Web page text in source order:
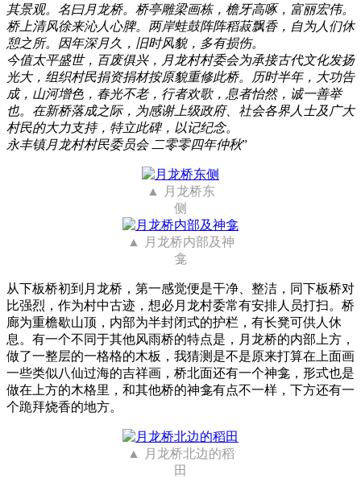
其景观。名曰月龙桥。桥亭雕梁画栋，檐牙高啄，富丽宏伟。
桥上清风徐来沁人心脾。两岸蛙鼓阵阵稻菽飘香，自为人们休
憩之所。因年深月久，旧时风貌，多有损伤。
今值太平盛世，百废俱兴，月龙村村委会为承接古代文化发扬
光大，组织村民捐资捐材按原貌重修此桥。历时半年，大功告
成，山河增色，春光不老，行者欢歌，息者怡然，诚一善举
也。在新桥落成之际，为感谢上级政府、社会各界人士及广大
村民的大力支持，特立此碑，以记纪念。
永丰镇月龙村村民委员会 二零零四年仲秋”
月龙桥东
侧
月龙桥内部及神
龛
从下板桥初到月龙桥，第一感觉便是干净、整洁，同下板桥对
比强烈，作为村中古迹，想必月龙村委常有安排人员打扫。桥
廊为重檐歇山顶，内部为半封闭式的护栏，有长凳可供人休
息。有一个不同于其他风雨桥的特点是，月龙桥的内部上方，
做了一整层的一格格的木板，我猜测是不是原来打算在上面画
一些类似八仙过海的吉祥画，桥北面还有一个神龛，形式也是
做在上方的木格里，和其他桥的神龛有点不一样，下方还有一
个跪拜烧香的地方。
月龙桥北边的稻
田